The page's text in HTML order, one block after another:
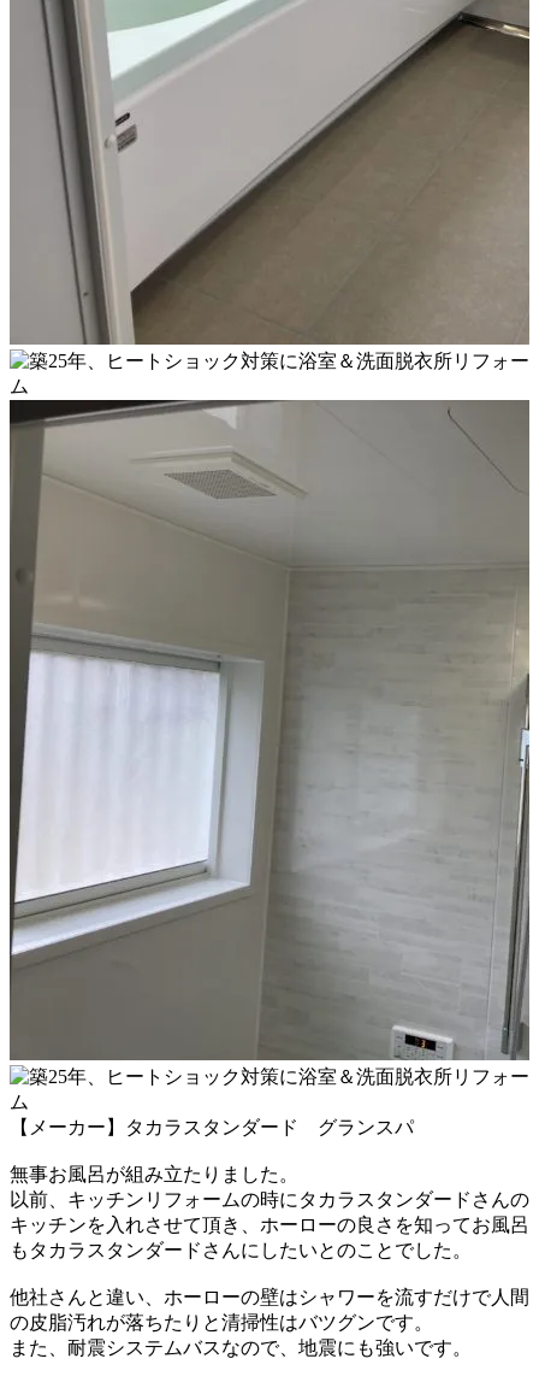
【メーカー】タカラスタンダード グランスパ
無事お風呂が組み立たり ました。
以前、キッチンリフォームの時にタカラスタンダードさんの
キッチンを入れさせて頂き、ホーローの良さを知ってお風呂
もタカラスタンダードさんにしたいとのことでした。
他社さんと違い、ホーローの壁はシャワーを流すだけで人間
の皮脂汚れが落ちたり と清掃性はバツグンです。
また、耐震システムバスなので、地震にも強いです。